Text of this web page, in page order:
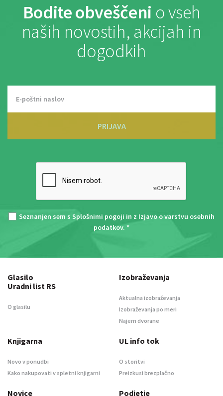
Bodite obveščeni o vseh
naših novostih, akcijah in
dogodkih
PRIJAVA
Seznanjen sem s Splošnimi pogoji in z Izjavo o varstvu osebnih
podatkov. *
Glasilo
Uradni list RS
O glasilu
Izobraževanja
Aktualna izobraževanja
Izobraževanja po meri
Najem dvorane
Knjigarna
Novo v ponudbi
Kako nakupovati v spletni knjigarni
UL info tok
O storitvi
Preizkusi brezplačno
Novice Podjetje